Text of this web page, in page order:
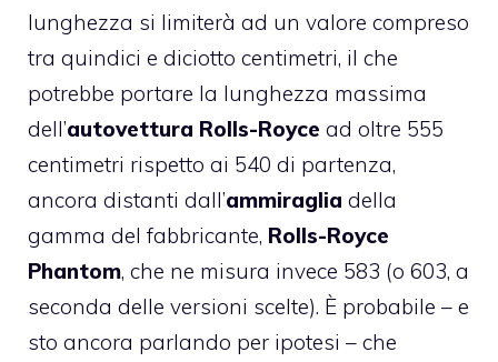
lunghezza si limiterà ad un valore compreso
tra quindici e diciotto centimetri, il che
potrebbe portare la lunghezza massima
dell’autovettura Rolls-Royce ad oltre 555
centimetri rispetto ai 540 di partenza,
ancora distanti dall’ammiraglia della
gamma del fabbricante, Rolls-Royce
Phantom, che ne misura invece 583 (o 603, a
seconda delle versioni scelte). È probabile – e
sto ancora parlando per ipotesi – che